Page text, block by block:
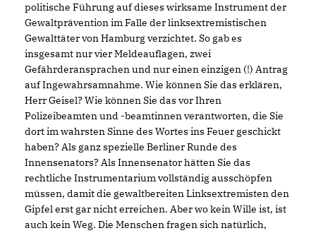
politische Führung auf dieses wirksame Instrument der
Gewaltprävention im Falle der linksextremistischen
Gewalttäter von Hamburg verzichtet. So gab es
insgesamt nur vier Meldeauflagen, zwei
Gefährderansprachen und nur einen einzigen (!) Antrag
auf Ingewahrsamnahme. Wie können Sie das erklären,
Herr Geisel? Wie können Sie das vor Ihren
Polizeibeamten und -beamtinnen verantworten, die Sie
dort im wahrsten Sinne des Wortes ins Feuer geschickt
haben? Als ganz spezielle Berliner Runde des
Innensenators? Als Innensenator hätten Sie das
rechtliche Instrumentarium vollständig ausschöpfen
müssen, damit die gewaltbereiten Linksextremisten den
Gipfel erst gar nicht erreichen. Aber wo kein Wille ist, ist
auch kein Weg. Die Menschen fragen sich natürlich,